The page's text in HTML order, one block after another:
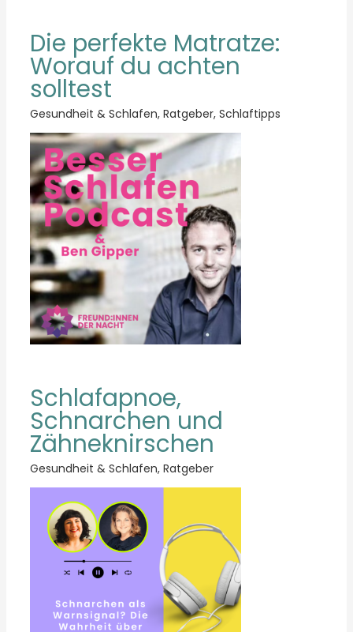
Die perfekte Matratze:
Worauf du achten
solltest
Gesundheit & Schlafen, Ratgeber, Schlaftipps
Schlafapnoe,
Schnarchen und
Zähneknirschen
Gesundheit & Schlafen, Ratgeber